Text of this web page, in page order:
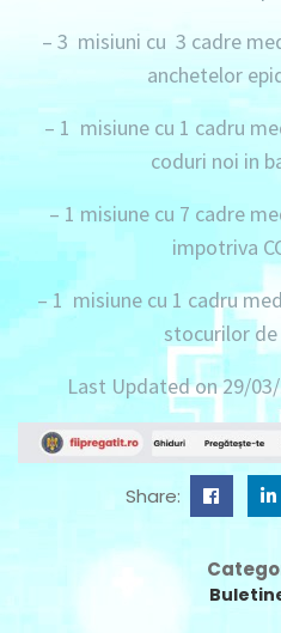
– 3 misiuni cu 3 cadre
anchetelor
– 1 misiunecu 1 cadru
coduri noi in
– 1 misiunecu 7 cadre
impotriva
– 1 misiune cu 1 cadru
stocurilor
Last Updated on 29/
Share: